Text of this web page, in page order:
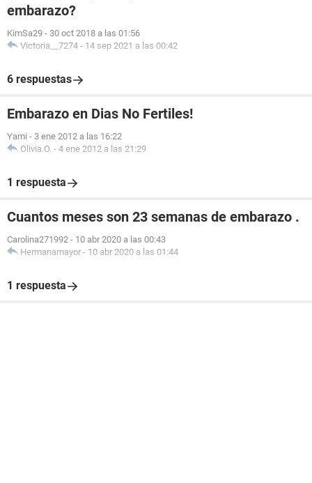
embarazo?
KimSa29 - 30 oct 2018 a las 01:56
Victoria__7274 - 14 sep 2021 a las 00:42
6 respuestas
Embarazo en Dias No Fertiles!
Yami - 3 ene 2012 a las 16:22
Olivia.O. - 4 ene 2012 a las 21:29
1 respuesta
Cuantos meses son 23 semanas de embarazo .
Carolina271992 - 10 abr 2020 a las 00:43
Hermanamayor - 10 abr 2020 a las 01:44
1 respuesta